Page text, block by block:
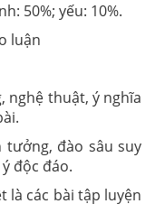
50%; yếu: 10%.
luận
thuật, ý nghĩa
đào sâu suy
độc đáo.
các bài tập luyện